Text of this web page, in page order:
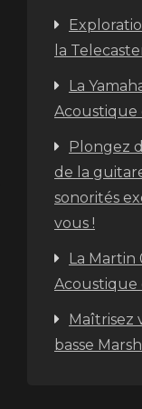
la
La
Acoustique
Plongez
de la
sonorités
vous !
La Martin
Acoustique
Maîtrisez
basse